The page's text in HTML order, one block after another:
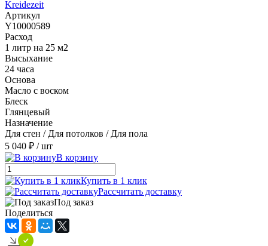
Kreidezeit
Артикул
Y10000589
Расход
1 литр на 25 м2
Высыхание
24 часа
Основа
Масло с воском
Блеск
Глянцевый
Назначение
Для стен / Для потолков / Для пола
5 040 ₽ / шт
В корзину
Купить в 1 клик
Рассчитать доставку
Под заказ
Поделиться